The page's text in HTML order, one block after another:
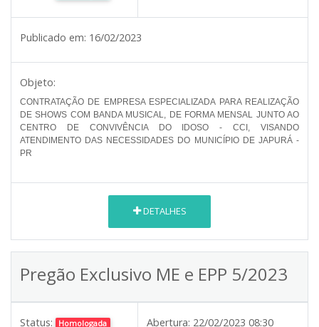
Publicado em: 16/02/2023
Objeto:
CONTRATAÇÃO DE EMPRESA ESPECIALIZADA PARA REALIZAÇÃO
DE SHOWS COM BANDA MUSICAL, DE FORMA MENSAL JUNTO AO
CENTRO DE CONVIVÊNCIA DO IDOSO - CCI, VISANDO
ATENDIMENTO DAS NECESSIDADES DO MUNICÍPIO DE JAPURÁ -
PR
DETALHES
Pregão Exclusivo ME e EPP 5/2023
Status: Homologada Abertura: 22/02/2023 08:30